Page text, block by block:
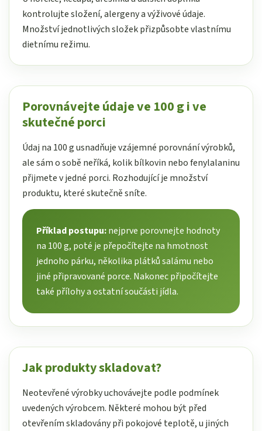
kontrolujte složení, alergeny a výživové údaje.
Množství jednotlivých složek přizpůsobte vlastnímu
dietnímu režimu.
Porovnávejte údaje ve 100 g i ve
skutečné porci
Údaj na 100 g usnadňuje vzájemné porovnání výrobků,
ale sám o sobě neříká, kolik bílkovin nebo fenylalaninu
přijmete v jedné porci. Rozhodující je množství
produktu, které skutečně sníte.
Příklad postupu:nejprve porovnejte hodnoty
na 100 g, poté je přepočítejte na hmotnost
jednoho párku, několika plátků salámu nebo
jiné připravované porce. Nakonec připočítejte
také přílohy a ostatní součásti jídla.
Jak produkty skladovat?
Neotevřené výrobky uchovávejte podle podmínek
uvedených výrobcem. Některé mohou být před
otevřením skladovány při pokojové teplotě, u jiných